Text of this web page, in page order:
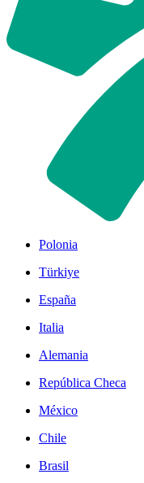
Polonia
Türkiye
España
Italia
Alemania
República Checa
México
Chile
Brasil